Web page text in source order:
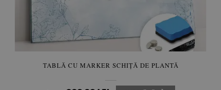
TABLĂ CU MARKER SCHIȚĂ DE PLANTĂ